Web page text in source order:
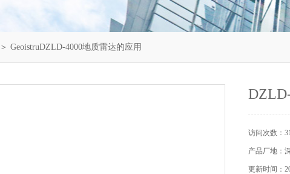
＞ GeoistruDZLD-4000地质雷达的应用
访问次数：
产品厂地：
更新时间：